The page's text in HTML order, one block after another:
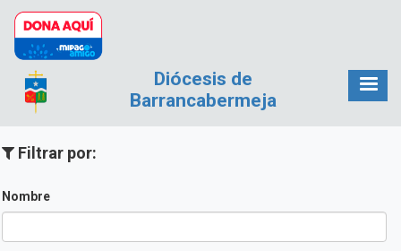
Pasar al contenido principal
Diócesis de
Barrancabermeja
Filtrar por:
Nombre